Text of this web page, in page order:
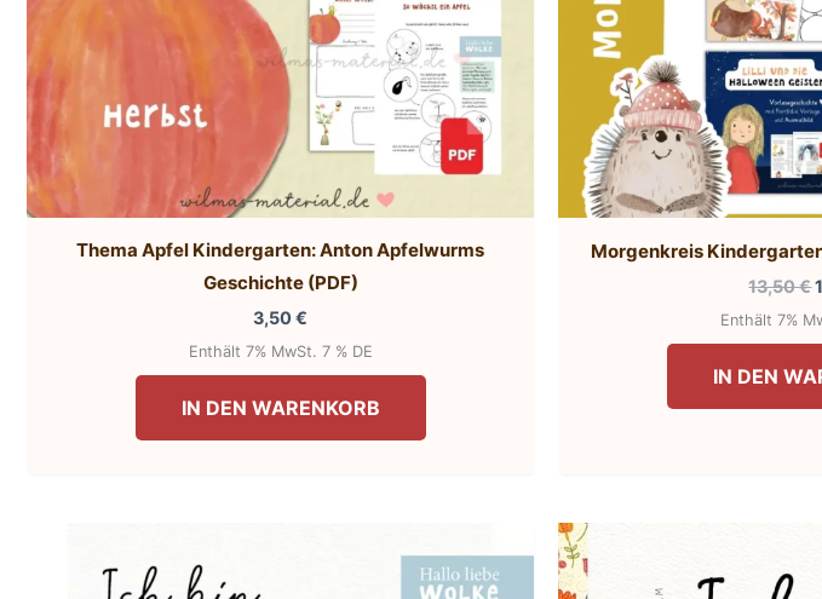
Thema Apfel Kindergarten: Anton Apfelwurms
Geschichte (PDF)
3,50€
Enthält 7% MwSt. 7 % DE
IN DEN WARENKORB
Morgenkreis
13,50€
Enthält 7%
IN DEN